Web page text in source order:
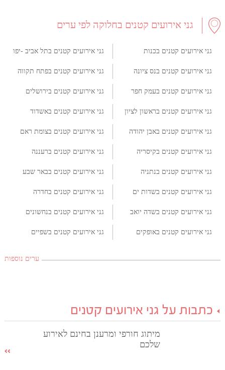
גני אירועים קטנים בחלוקה לפי ערים
גני אירועים קטנים בכנות גני אירועים קטנים בתל אביב -יפו
גני אירועים קטנים בנס ציונה גני אירועים קטנים בפתח תקווה
גני אירועים קטנים בעמק חפר גני אירועים קטנים בירושלים
גני אירועים קטנים בראשון לציון גני אירועים קטנים באשדוד
גני אירועים קטנים באבן יהודה גני אירועים קטנים בצומת ראם
גני אירועים קטנים בקיסריה גני אירועים קטנים ברעננה
גני אירועים קטנים בנתניה גני אירועים קטנים בבאר שבע
גני אירועים קטנים בשדות ים גני אירועים קטנים בחדרה
גני אירועים קטנים בשדה יואב גני אירועים קטנים בנחשונים
גני אירועים קטנים באופקים גני אירועים קטנים בשפיים
ערים נוספות
כתבות על גני אירועים קטנים
מיתוג חורפי ומרענן בחינם לאירוע
שלכם